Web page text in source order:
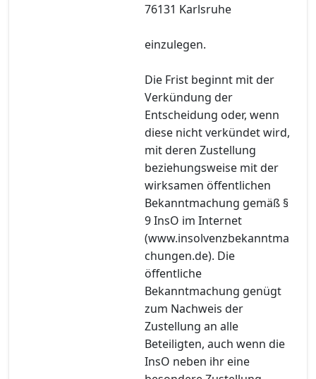
76131 Karlsruhe
einzulegen.
Die Frist beginnt mit der
Verkündung der
Entscheidung oder, wenn
diese nicht verkündet wird,
mit deren Zustellung
beziehungsweise mit der
wirksamen öffentlichen
Bekanntmachung gemäß §
9 InsO im Internet
(www.insolvenzbekanntma
chungen.de). Die
öffentliche
Bekanntmachung genügt
zum Nachweis der
Zustellung an alle
Beteiligten, auch wenn die
InsO neben ihr eine